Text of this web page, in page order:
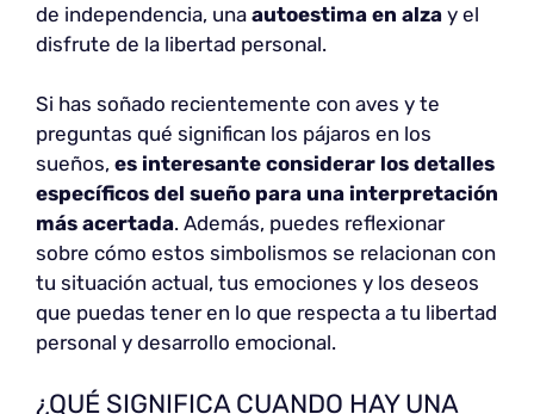
de independencia, una autoestima en alza y el
disfrute de la libertad personal.
Si has soñado recientemente con aves y te
preguntas qué significan los pájaros en los
sueños, es interesante considerar los detalles
específicos del sueño para una interpretación
más acertada. Además, puedes reflexionar
sobre cómo estos simbolismos se relacionan con
tu situación actual, tus emociones y los deseos
que puedas tener en lo que respecta a tu libertad
personal y desarrollo emocional.
¿QUÉ SIGNIFICA CUANDO HAY UNA